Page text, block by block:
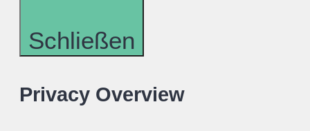
Schließen
Privacy Overview